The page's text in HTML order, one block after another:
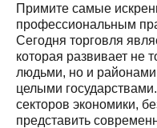
Примите самые
профессиональным
Сегодня торговля
которая развивает не
людьми, но и
целыми
секторов экономики,
представить